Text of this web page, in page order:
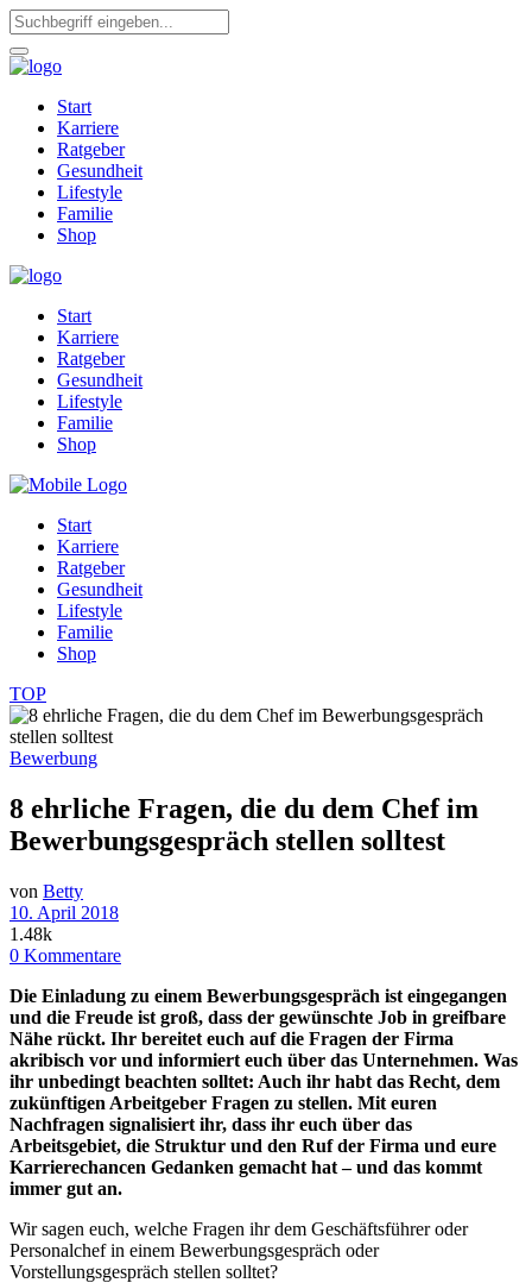
Start
Karriere
Ratgeber
Gesundheit
Lifestyle
Familie
Shop
Start
Karriere
Ratgeber
Gesundheit
Lifestyle
Familie
Shop
Start
Karriere
Ratgeber
Gesundheit
Lifestyle
Familie
Shop
TOP
Bewerbung
8 ehrliche Fragen, die du dem Chef im
Bewerbungsgespräch stellen solltest
von Betty
10. April 2018
1.48k
0 Kommentare
Die Einladung zu einem Bewerbungsgespräch ist eingegangen
und die Freude ist groß, dass der gewünschte Job in greifbare
Nähe rückt. Ihr bereitet euch auf die Fragen der Firma
akribisch vor und informiert euch über das Unternehmen. Was
ihr unbedingt beachten solltet: Auch ihr habt das Recht, dem
zukünftigen Arbeitgeber Fragen zu stellen. Mit euren
Nachfragen signalisiert ihr, dass ihr euch über das
Arbeitsgebiet, die Struktur und den Ruf der Firma und eure
Karrierechancen Gedanken gemacht hat – und das kommt
immer gut an.
Wir sagen euch, welche Fragen ihr dem Geschäftsführer oder
Personalchef in einem Bewerbungsgespräch oder
Vorstellungsgespräch stellen solltet?